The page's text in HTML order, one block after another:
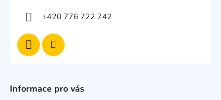
+420 776 722 742
Informace pro vás